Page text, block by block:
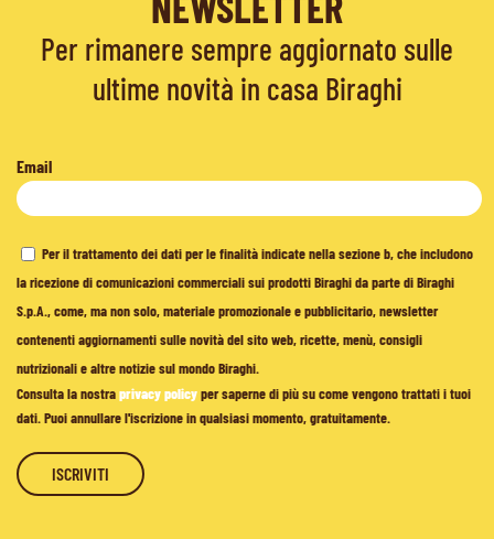
Per rimanere sempre aggiornato sulle
ultime novità in casa Biraghi
Email
Per il trattamento dei dati per le finalità indicate nella sezione b, che includono
la ricezione di comunicazioni commerciali sui prodotti Biraghi da parte di Biraghi
S.p.A., come, ma non solo, materiale promozionale e pubblicitario, newsletter
contenenti aggiornamenti sulle novità del sito web, ricette, menù, consigli
nutrizionali e altre notizie sul mondo Biraghi.
Consulta la nostraprivacy policyper saperne di più su come vengono trattati i tuoi
dati. Puoi annullare l'iscrizione in qualsiasi momento, gratuitamente.